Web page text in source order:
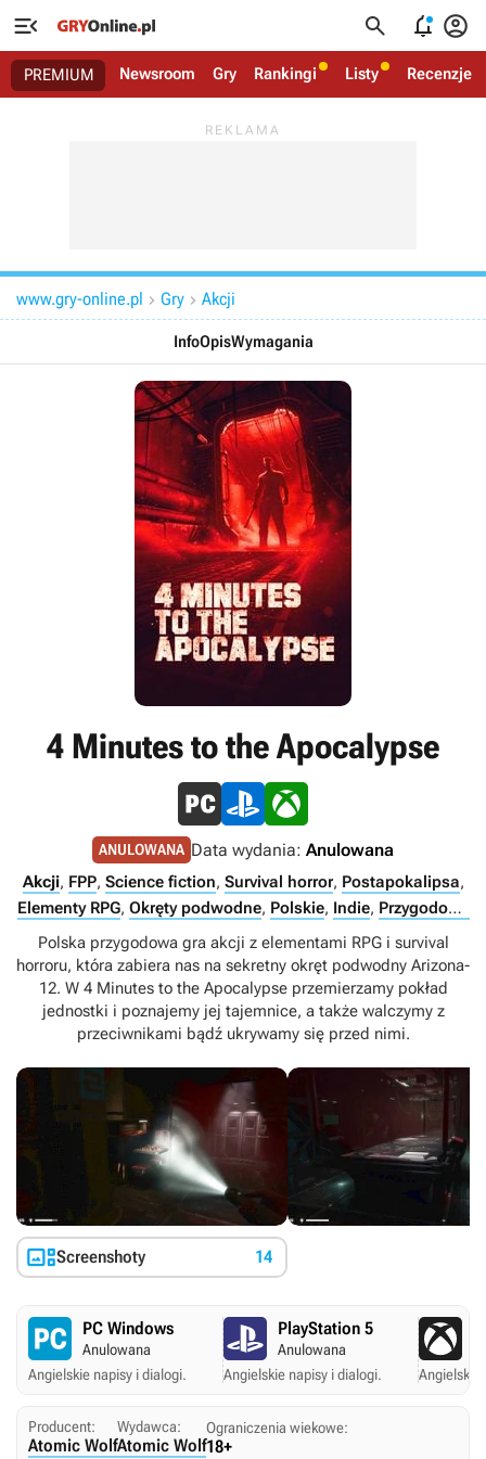
   
PREMIUM Newsroom Gry Rankingi Listy Recenzje
www.gry-online.pl  Gry  Akcji
InfoOpisWymagania
4 Minutes to the Apocalypse
ANULOWANA Data wydania: Anulowana
Akcji, FPP, Science fiction, Survival horror, Postapokalipsa,
Elementy RPG, Okręty podwodne, Polskie, Indie, Przygodowe
gry akcji
Singleplayer
Polska przygodowa gra akcji z elementami RPG i survival
horroru, która zabiera nas na sekretny okręt podwodny Arizona-
12. W 4 Minutes to the Apocalypse przemierzamy pokład
jednostki i poznajemy jej tajemnice, a także walczymy z
przeciwnikami bądź ukrywamy się przed nimi.
Screenshoty 14
PC Windows
Anulowana
Angielskie napisy i dialogi.
PlayStation 5
Anulowana
Angielskie napisy i dialogi.
Angielskie
Producent:
Atomic Wolf
Wydawca:
Atomic Wolf
Ograniczenia wiekowe:
18+